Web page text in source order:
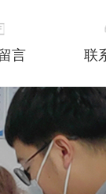
言 联